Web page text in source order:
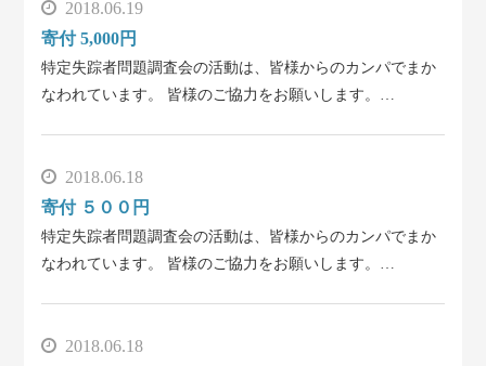
2018.06.19
寄付 5,000円
特定失踪者問題調査会の活動は、皆様からのカンパでまか
なわれています。 皆様のご協力をお願いします。…
2018.06.18
寄付 ５００円
特定失踪者問題調査会の活動は、皆様からのカンパでまか
なわれています。 皆様のご協力をお願いします。…
2018.06.18